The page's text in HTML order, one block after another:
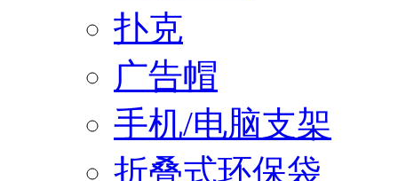
扑克
广告帽
手机/电脑支架
折叠式环保袋